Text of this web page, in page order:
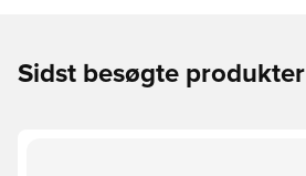
Sidst besøgte produkter